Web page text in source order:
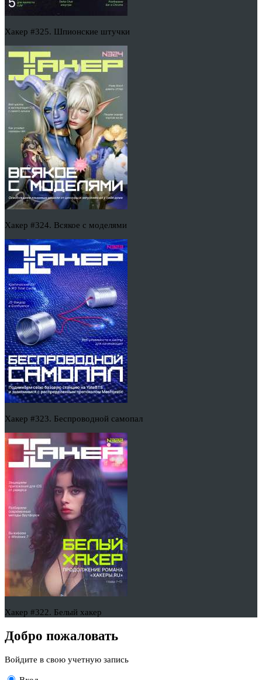
Хакер #325. Шпионские штучки
Хакер #324. Всякое с моделями
Хакер #323. Беспроводной самопал
Хакер #322. Белый хакер
Добро пожаловать
Войдите в свою учетную запись